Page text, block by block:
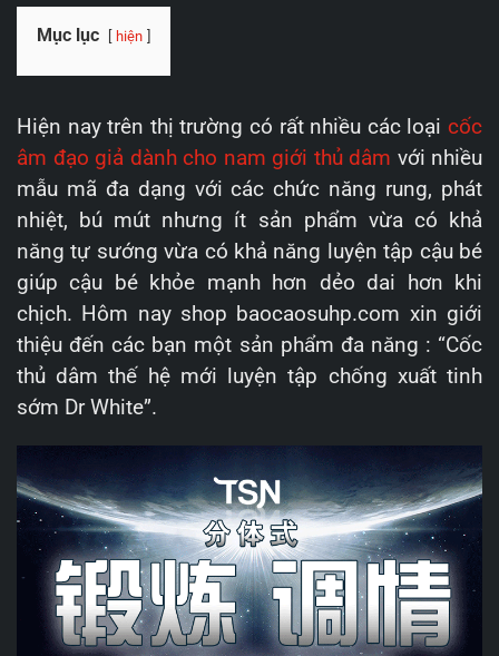
Mục lục hiện
Hiện nay trên thị trường có rất nhiều các loại cốc
âm đạo giả dành cho nam giới thủ dâm với nhiều
mẫu mã đa dạng với các chức năng rung, phát
nhiệt, bú mút nhưng ít sản phẩm vừa có khả
năng tự sướng vừa có khả năng luyện tập cậu bé
giúp cậu bé khỏe mạnh hơn dẻo dai hơn khi
chịch. Hôm nay shop baocaosuhp.com xin giới
thiệu đến các bạn một sản phẩm đa năng : “Cốc
thủ dâm thế hệ mới luyện tập chống xuất tinh
sớm Dr White”.